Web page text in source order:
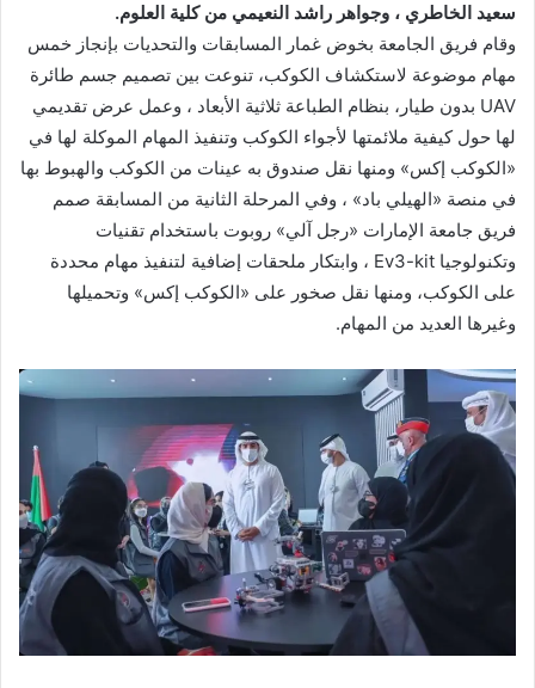
وقام فريق الجامعة بخوض غمار المسابقات والتحديات بإنجاز خمس
مهام ‏موضوعة لاستكشاف الكوكب، تنوعت بين تصميم جسم طائرة
‏UAV‏ بدون ‏طيار، بنظام الطباعة ثلاثية الأبعاد ، وعمل عرض تقديمي
لها حول كيفية ‏ملائمتها لأجواء الكوكب وتنفيذ المهام الموكلة لها في
«الكوكب إكس» ومنها ‏نقل صندوق به عينات من الكوكب والهبوط بها
في منصة «الهيلي باد» ، وفي ‏المرحلة الثانية من المسابقة صمم
فريق جامعة الإمارات «رجل آلي» روبوت ‏باستخدام تقنيات
وتكنولوجيا ‏Ev3-kit‏ ، وابتكار ملحقات إضافية لتنفيذ مهام ‏محددة
على الكوكب، ومنها نقل صخور على «الكوكب إكس» وتحميلها
وغيرها ‏العديد من المهام. ‏